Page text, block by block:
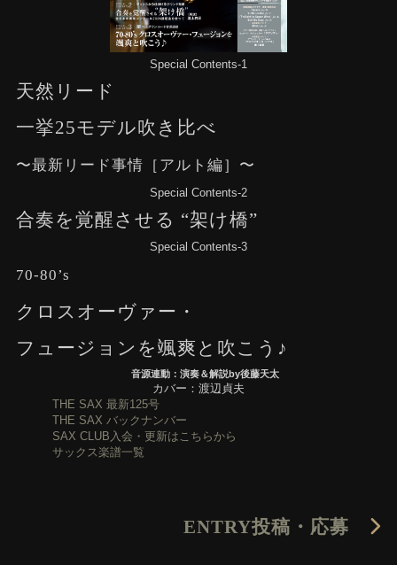
Special Contents-1
天然リード
一挙25モデル吹き比べ
〜最新リード事情［アルト編］〜
Special Contents-2
合奏を覚醒させる “架け橋”
Special Contents-3
70-80’s
クロスオーヴァー・
フュージョンを颯爽と吹こう♪
音源連動：演奏＆解説by後藤天太
カバー：渡辺貞夫
THE SAX 最新125号
THE SAX バックナンバー
SAX CLUB入会・更新はこちらから
サックス楽譜一覧
ENTRY投稿・応募